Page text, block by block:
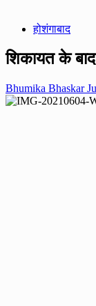
होशंगाबाद
शिकायत के
Bhumika Bhaskar